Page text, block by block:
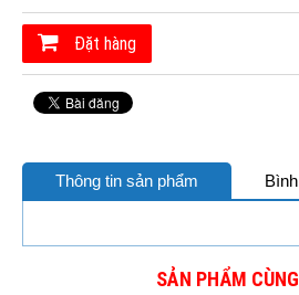
Đặt hàng
Thông tin sản phẩm
SẢN PHẨM